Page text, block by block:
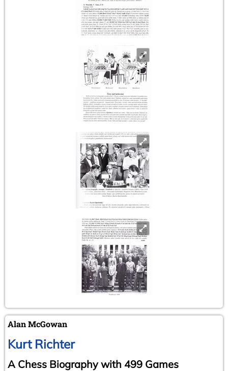
Alan McGowan
Kurt Richter
A Chess Biography with 499 Games